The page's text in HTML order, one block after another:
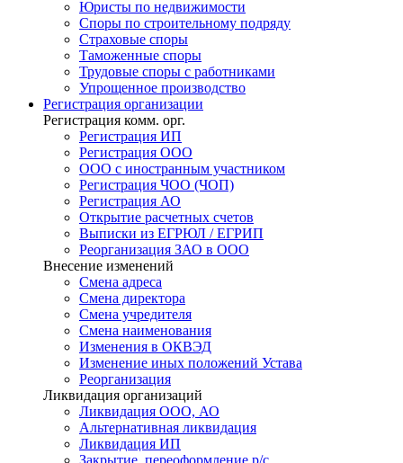
Юристы по недвижимости
Споры по строительному подряду
Страховые споры
Таможенные споры
Трудовые споры с работниками
Упрощенное производство
Регистрация организации
Регистрация комм. орг.
Регистрация ИП
Регистрация ООО
ООО с иностранным участником
Регистрация ЧОО (ЧОП)
Регистрация АО
Открытие расчетных счетов
Выписки из ЕГРЮЛ / ЕГРИП
Реорганизация ЗАО в ООО
Внесение изменений
Смена адреса
Смена директора
Cмена учредителя
Смена наименования
Изменения в ОКВЭД
Изменение иных положений Устава
Реорганизация
Ликвидация организаций
Ликвидация ООО, АО
Альтернативная ликвидация
Ликвидация ИП
Закрытие, переоформление р/с